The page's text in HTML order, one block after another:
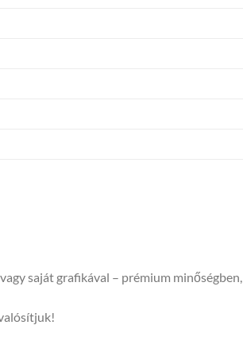
saját grafikával – prémium minőségben,